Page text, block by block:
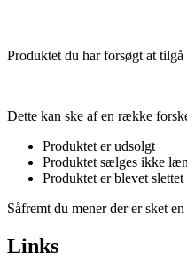
Produktet du har forsøgt at
Dette kan ske af en række
Produktet er udsolgt
Produktet sælges ikke
Produktet er blevet slettet
Såfremt du mener der er sket
Links